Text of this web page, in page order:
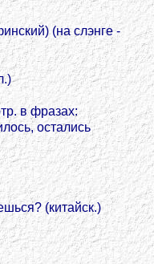
(на слэнге -
в фразах:
остались
(китайск.)